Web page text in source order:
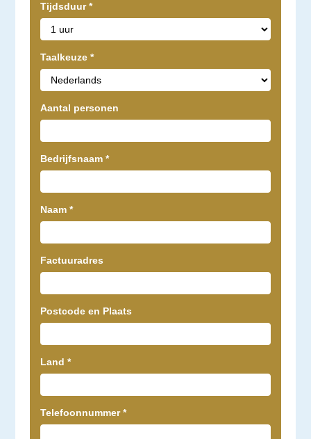
Tijdsduur*
Taalkeuze *
Aantal personen
Bedrijfsnaam *
Naam *
Factuuradres
Postcode en Plaats
Land *
Telefoonnummer*